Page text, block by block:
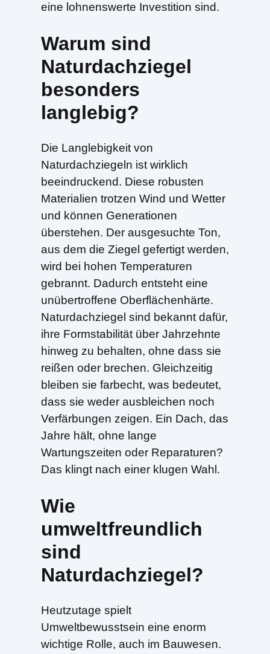
eine lohnenswerte Investition sind.
Warum sind
Naturdachziegel
besonders
langlebig?
Die Langlebigkeit von
Naturdachziegeln ist wirklich
beeindruckend. Diese robusten
Materialien trotzen Wind und Wetter
und können Generationen
überstehen. Der ausgesuchte Ton,
aus dem die Ziegel gefertigt werden,
wird bei hohen Temperaturen
gebrannt. Dadurch entsteht eine
unübertroffene Oberflächenhärte.
Naturdachziegel sind bekannt dafür,
ihre Formstabilität über Jahrzehnte
hinweg zu behalten, ohne dass sie
reißen oder brechen. Gleichzeitig
bleiben sie farbecht, was bedeutet,
dass sie weder ausbleichen noch
Verfärbungen zeigen. Ein Dach, das
Jahre hält, ohne lange
Wartungszeiten oder Reparaturen?
Das klingt nach einer klugen Wahl.
Wie
umweltfreundlich
sind
Naturdachziegel?
Heutzutage spielt
Umweltbewusstsein eine enorm
wichtige Rolle, auch im Bauwesen.